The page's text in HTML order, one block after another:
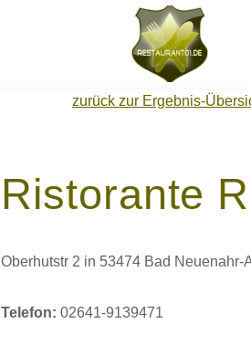
zurück zur Ergebnis-
Ristorante
Oberhutstr 2 in 53474 Bad Neuenahr-
Telefon: 02641-9139471